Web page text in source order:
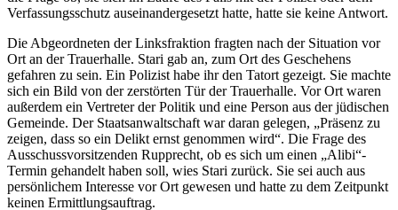
Verfassungsschutz auseinandergesetzt hatte, hatte sie keine Antwort.
Die Abgeordneten der Linksfraktion fragten nach der Situation vor
Ort an der Trauerhalle. Stari gab an, zum Ort des Geschehens
gefahren zu sein. Ein Polizist habe ihr den Tatort gezeigt. Sie machte
sich ein Bild von der zerstörten Tür der Trauerhalle. Vor Ort waren
außerdem ein Vertreter der Politik und eine Person aus der jüdischen
Gemeinde. Der Staatsanwaltschaft war daran gelegen, „Präsenz zu
zeigen, dass so ein Delikt ernst genommen wird“. Die Frage des
Ausschussvorsitzenden Rupprecht, ob es sich um einen „Alibi“-
Termin gehandelt haben soll, wies Stari zurück. Sie sei auch aus
persönlichem Interesse vor Ort gewesen und hatte zu dem Zeitpunkt
keinen Ermittlungsauftrag.